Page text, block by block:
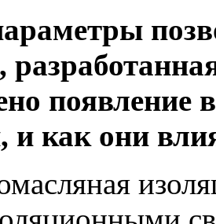
появление
и как они